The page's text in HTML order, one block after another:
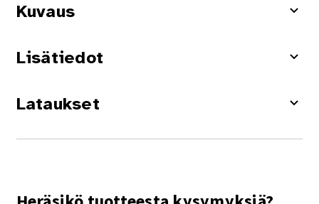
Kuvaus
Lisätiedot
Lataukset